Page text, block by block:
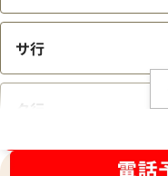
サ行
タ行